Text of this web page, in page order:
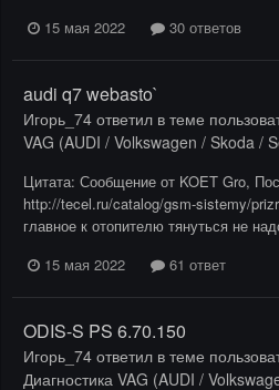
15 мая 2022
30 ответов
audi q7 webasto`
Игорь_74 ответил в теме
VAG (AUDI / Volkswagen / Skoda /
Цитата: Сообщение от KOET Gro,
http://tecel.ru/catalog/gsm-sistemy/
главное к отопителю тянуться не
15 мая 2022
61 ответ
ODIS-S PS 6.70.150
Игорь_74 ответил в теме
Диагностика VAG (AUDI /